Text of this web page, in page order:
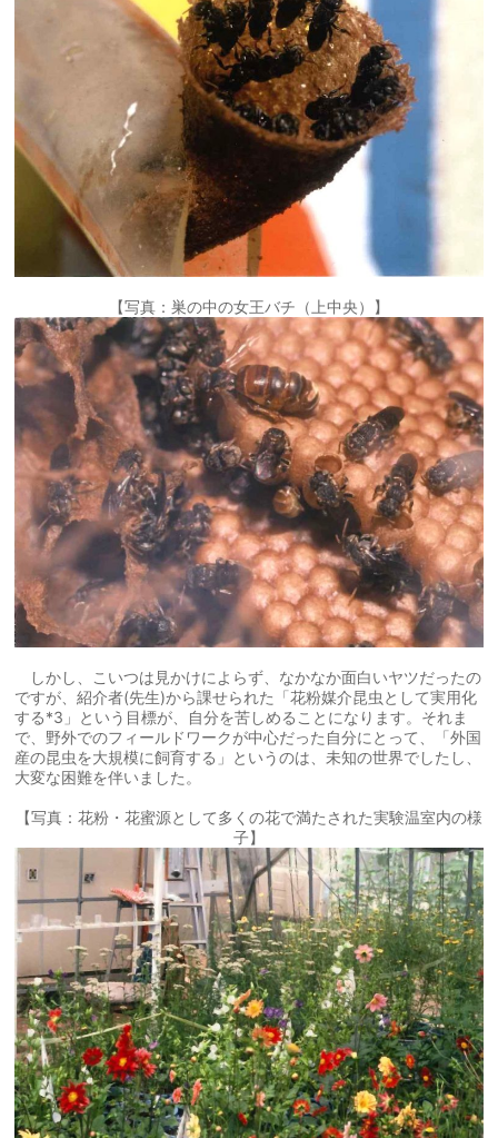
【写真：巣の中の女王バチ（上中央）】
しかし、こいつは見かけによらず、なかなか面白いヤツだったの
ですが、紹介者(先生)から課せられた「花粉媒介昆虫として実用化
する*3」という目標が、自分を苦しめることになります。それま
で、野外でのフィールドワークが中心だった自分にとって、「外国
産の昆虫を大規模に飼育する」というのは、未知の世界でしたし、
大変な困難を伴いました。
【写真：花粉・花蜜源として多くの花で満たされた実験温室内の様
子】